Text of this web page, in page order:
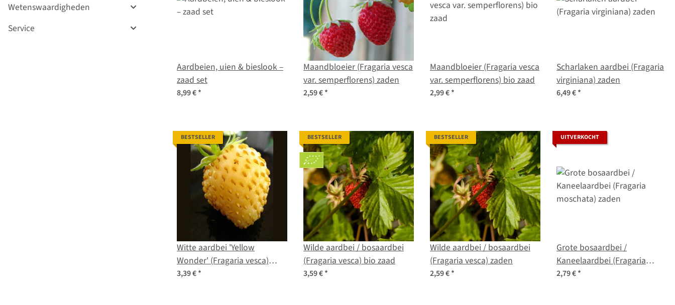
Aardbeien, uien & bieslook –
zaad set
8,99 €*
Maandbloeier (Fragaria vesca
var. semperflorens) zaden
2,59 €*
Maandbloeier (Fragaria vesca
var. semperflorens) bio zaad
2,99 €*
Scharlaken aardbei (Fragaria
virginiana) zaden
6,49 €*
BESTSELLER
Witte aardbei 'Yellow
Wonder' (Fragaria vesca)
zaden
3,39 €*
BESTSELLER
Wilde aardbei / bosaardbei
(Fragaria vesca) bio zaad
3,59 €*
BESTSELLER
Wilde aardbei / bosaardbei
(Fragaria vesca) zaden
2,59 €*
UITVERKOCHT
Grote bosaardbei /
Kaneelaardbei (Fragaria
moschata) zaden
2,79 €*
Wetenswaardigheden
Service